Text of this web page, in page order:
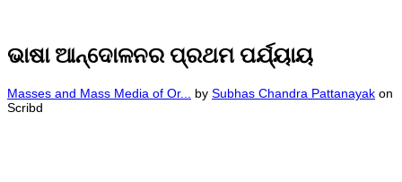
ଭାଷା ଆନ୍ଦୋଳନର ପ୍ରଥମ ପର୍ଯ୍ୟାୟ
Masses and Mass Media of Or... by Subhas Chandra Pattanayak on
Scribd